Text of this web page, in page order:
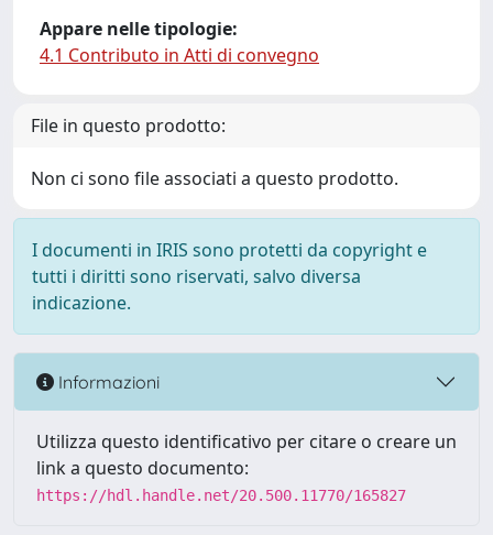
Appare nelle tipologie:
4.1 Contributo in Atti di convegno
File in questo prodotto:
Non ci sono file associati a questo prodotto.
I documenti in IRIS sono protetti da copyright e
tutti i diritti sono riservati, salvo diversa
indicazione.
Informazioni
Utilizza questo identificativo per citare o creare un
link a questo documento:
https://hdl.handle.net/20.500.11770/165827